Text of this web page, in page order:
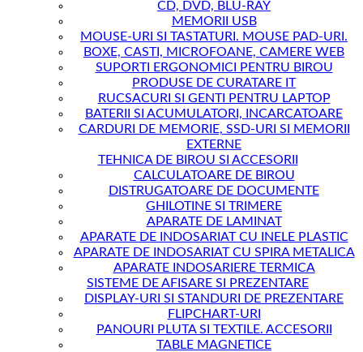
CD, DVD, BLU-RAY
MEMORII USB
MOUSE-URI SI TASTATURI. MOUSE PAD-URI.
BOXE, CASTI, MICROFOANE, CAMERE WEB
SUPORTI ERGONOMICI PENTRU BIROU
PRODUSE DE CURATARE IT
RUCSACURI SI GENTI PENTRU LAPTOP
BATERII SI ACUMULATORI, INCARCATOARE
CARDURI DE MEMORIE, SSD-URI SI MEMORII
EXTERNE
TEHNICA DE BIROU SI ACCESORII
CALCULATOARE DE BIROU
DISTRUGATOARE DE DOCUMENTE
GHILOTINE SI TRIMERE
APARATE DE LAMINAT
APARATE DE INDOSARIAT CU INELE PLASTIC
APARATE DE INDOSARIAT CU SPIRA METALICA
APARATE INDOSARIERE TERMICA
SISTEME DE AFISARE SI PREZENTARE
DISPLAY-URI SI STANDURI DE PREZENTARE
FLIPCHART-URI
PANOURI PLUTA SI TEXTILE. ACCESORII
TABLE MAGNETICE